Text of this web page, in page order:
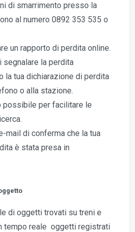
di smarrimento presso la
al numero 0892 353 535 o
un rapporto di perdita online.
la perdita
la tua dichiarazione di perdita
o alla stazione.
per facilitare le
mail di conferma che la tua
è stata presa in
di oggetti trovati su treni e
tempo reale oggetti registrati